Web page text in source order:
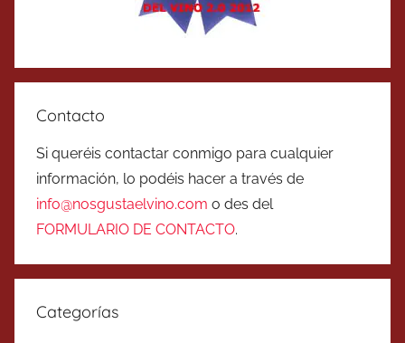
Contacto
Si queréis contactar conmigo para cualquier
información, lo podéis hacer a través de
info@nosgustaelvino.com o des del
FORMULARIO DE CONTACTO.
Categorías